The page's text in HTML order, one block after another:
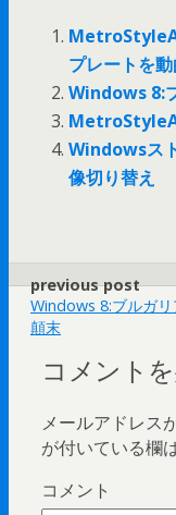
プレートを
Windows 8:
Windowsス
像切り替え
previous post
Windows 8:ブルガ
顛末
コメント
メールアドレス
が付いている欄
コメント